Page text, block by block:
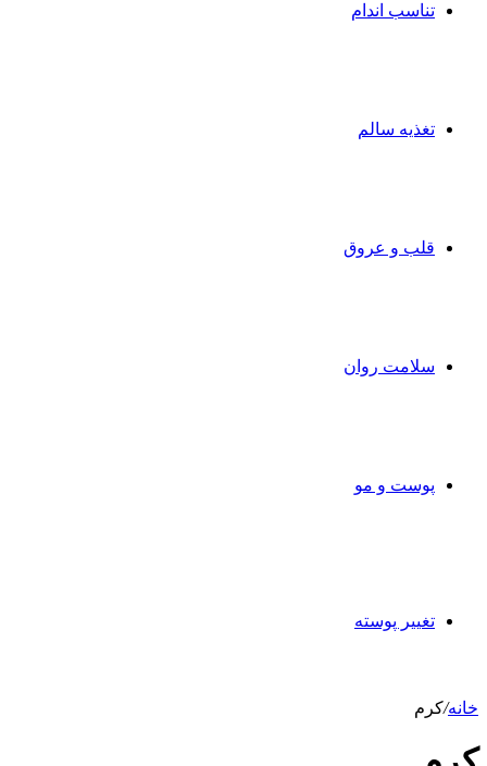
تناسب اندام
تغذیه سالم
قلب و عروق
سلامت روان
پوست و مو
تغییر پوسته
خانه/کرم